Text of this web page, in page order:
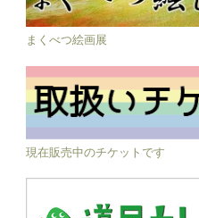
まくべつ絵画展
現在販売中のチケットです